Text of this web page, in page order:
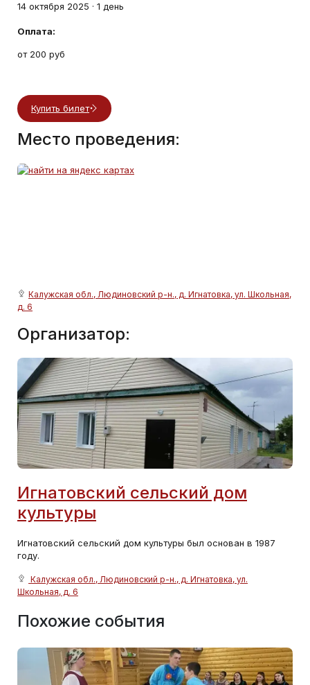
14 октября 2025 · 1 день
Оплата:
от 200 руб
Купить билет
Место проведения:
Калужская обл., Людиновский р-н., д. Игнатовка, ул. Школьная,
д. 6
Организатор:
Игнатовский сельский дом
культуры
Игнатовский сельский дом культуры был основан в 1987
году.
Калужская обл., Людиновский р-н., д. Игнатовка, ул.
Школьная, д. 6
Похожие события